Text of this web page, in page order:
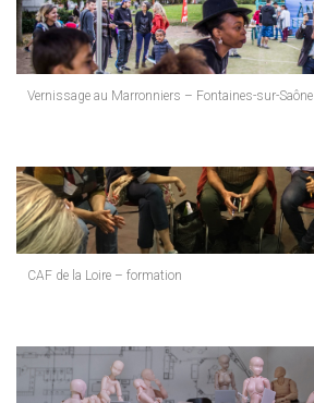
Vernissage au Marronniers – Fontaines-sur-Saône
CAF de la Loire – formation